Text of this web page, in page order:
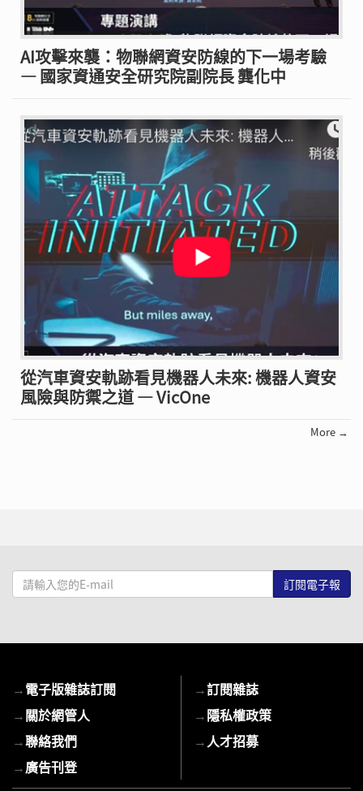
AI攻擊來襲：物聯網資安防線的下一場考驗
— 國家資通安全研究院副院長 龔化中
從汽車資安軌跡看見機器人未來: 機器人資安
風險與防禦之道 — VicOne
More →
請
輸
mail
→電子版雜誌訂閱
→關於網管人
→聯絡我們
→廣告刊登
→訂閱雜誌
→隱私權政策
→ 人才招募